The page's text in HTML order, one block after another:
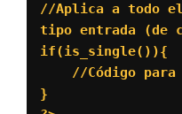
//Aplica a todo el
tipo entrada (de
if(is_single()){
}